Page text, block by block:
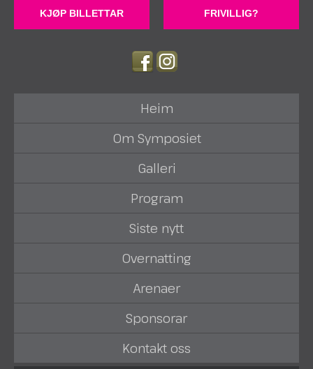
KJØP BILLETTAR FRIVILLIG?
Heim
Om Symposiet
Galleri
Program
Siste nytt
Overnatting
Arenaer
Sponsorar
Kontakt oss